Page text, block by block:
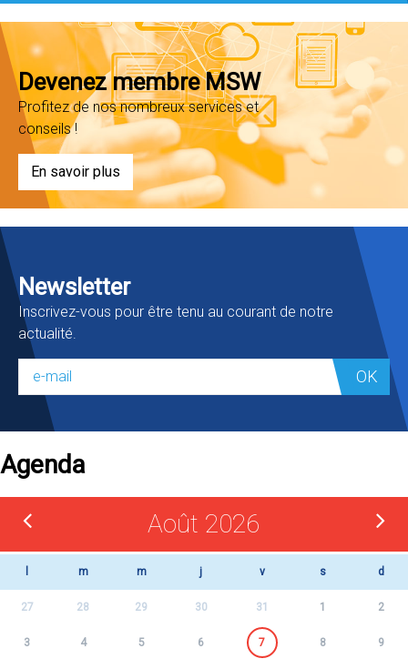
Devenez membre MSW
Profitez de nos nombreux services et
conseils !
En savoir plus
Newsletter
Inscrivez-vous pour être tenu au courant de notre
actualité.
OK
Agenda
Août 2026
m m j v s d
27 28 29 30 31 1 2
3 4 5 6 7 8 9